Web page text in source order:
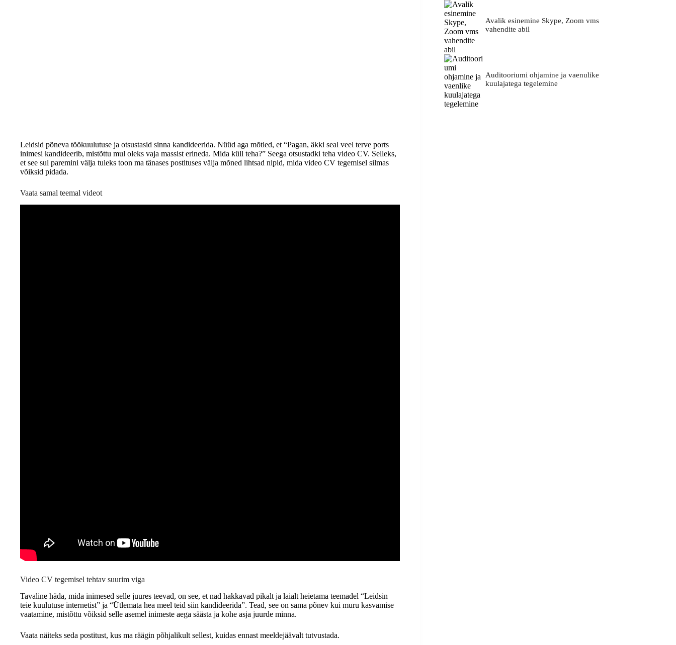
Leidsid põneva töökuulutuse ja otsustasid sinna kandideerida. Nüüd aga mõtled, et “Pagan, äkki seal veel terve ports
inimesi kandideerib, mistõttu mul oleks vaja massist erineda. Mida küll teha?” Seega otsustadki teha video CV. Selleks,
et see sul paremini välja tuleks toon ma tänases postituses välja mõned lihtsad nipid, mida video CV tegemisel silmas
võiksid pidada.
Vaata samal teemal videot
Video CV tegemisel tehtav suurim viga
Tavaline häda, mida inimesed selle juures teevad, on see, et nad hakkavad pikalt ja laialt heietama teemadel “Leidsin
teie kuulutuse internetist” ja “Ütlemata hea meel teid siin kandideerida”. Tead, see on sama põnev kui muru kasvamise
vaatamine, mistõttu võiksid selle asemel inimeste aega säästa ja kohe asja juurde minna.
Vaata näiteks seda postitust, kus ma räägin põhjalikult sellest, kuidas ennast meeldejäävalt tutvustada.
Avalik esinemine Skype, Zoom vms
vahendite abil
Auditooriumi ohjamine ja vaenulike
kuulajatega tegelemine